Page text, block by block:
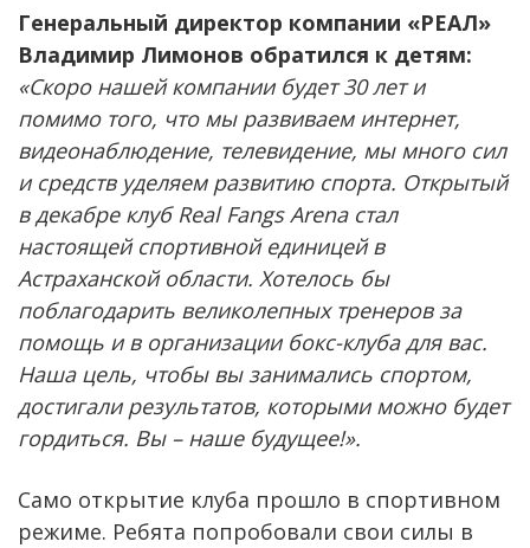
Генеральный директор компании «РЕАЛ»
Владимир Лимонов обратился к детям:
«Скоро нашей компании будет 30 лет и
помимо того, что мы развиваем интернет,
видеонаблюдение, телевидение, мы много сил
и средств уделяем развитию спорта. Открытый
в декабре клуб Real Fangs Arena стал
настоящей спортивной единицей в
Астраханской области. Хотелось бы
поблагодарить великолепных тренеров за
помощь и в организации бокс-клуба для вас.
Наша цель, чтобы вы занимались спортом,
достигали результатов, которыми можно будет
гордиться. Вы – наше будущее!».
Само открытие клуба прошло в спортивном
режиме. Ребята попробовали свои силы в